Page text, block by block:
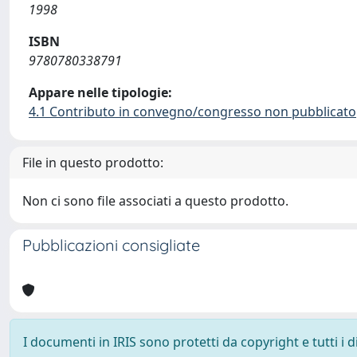
1998
ISBN
9780780338791
Appare nelle tipologie:
4.1 Contributo in convegno/congresso non pubblicato
File in questo prodotto:
Non ci sono file associati a questo prodotto.
Pubblicazioni consigliate
I documenti in IRIS sono protetti da copyright e tutti i